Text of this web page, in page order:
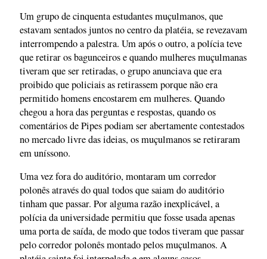
Um grupo de cinquenta estudantes muçulmanos, que
estavam sentados juntos no centro da platéia, se revezavam
interrompendo a palestra. Um após o outro, a polícia teve
que retirar os bagunceiros e quando mulheres muçulmanas
tiveram que ser retiradas, o grupo anunciava que era
proibido que policiais as retirassem porque não era
permitido homens encostarem em mulheres. Quando
chegou a hora das perguntas e respostas, quando os
comentários de Pipes podiam ser abertamente contestados
no mercado livre das ideias, os muçulmanos se retiraram
em uníssono.
Uma vez fora do auditório, montaram um corredor
polonês através do qual todos que saiam do auditório
tinham que passar. Por alguma razão inexplicável, a
polícia da universidade permitiu que fosse usada apenas
uma porta de saída, de modo que todos tiveram que passar
pelo corredor polonês montado pelos muçulmanos. A